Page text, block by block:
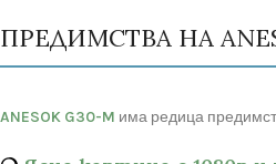
ПРЕДИМСТВА НА
ANESOK G30-M има редица